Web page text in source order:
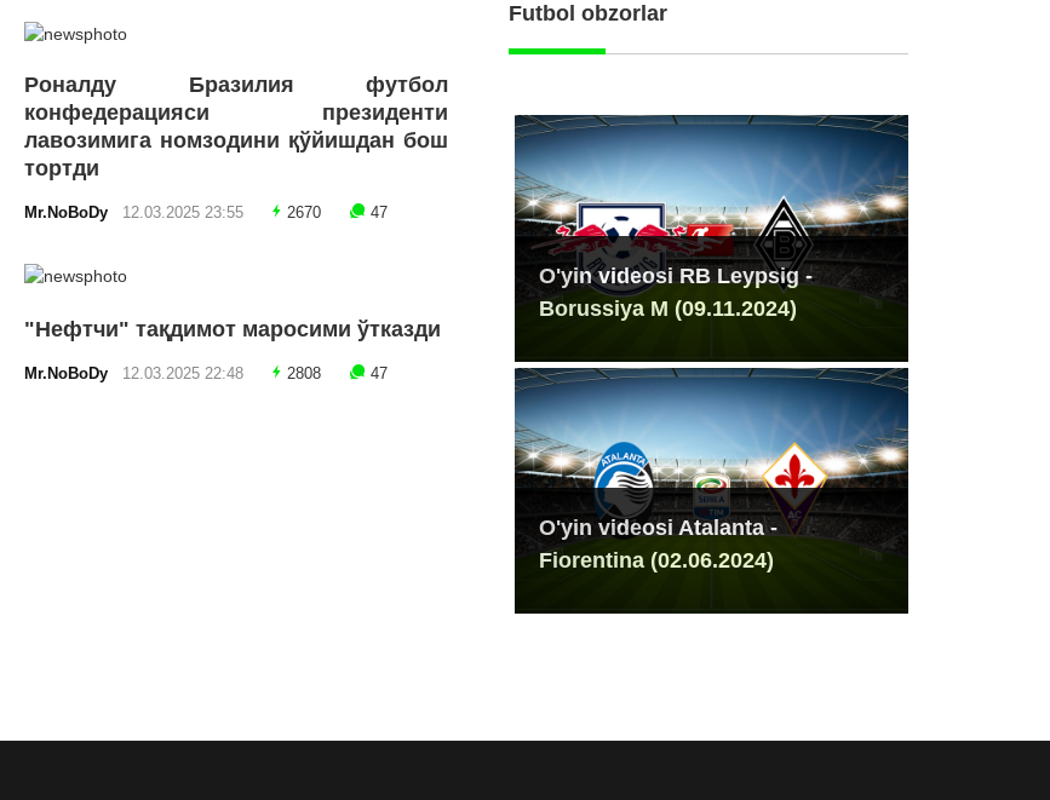
Роналду Бразилия футбол
конфедерацияси президенти
лавозимига номзодини қўйишдан бош
тортди
Mr.NoBoDy 12.03.2025 23:55 2670 47
"Нефтчи" тақдимот маросими ўтказди
Mr.NoBoDy 12.03.2025 22:48 2808 47
Futbol obzorlar
O'yin videosi RB Leypsig -
Borussiya M (09.11.2024)
O'yin videosi Atalanta -
Fiorentina (02.06.2024)